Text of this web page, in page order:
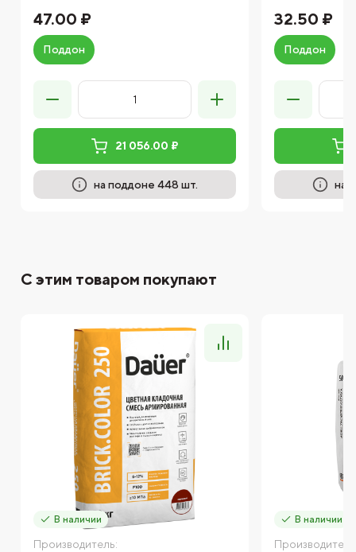
47.00 ₽
Поддон
21 056.00 ₽
на поддоне 448 шт.
32.50 ₽
Поддон
на
С этим товаром покупают
В наличии
Производитель:
В наличии